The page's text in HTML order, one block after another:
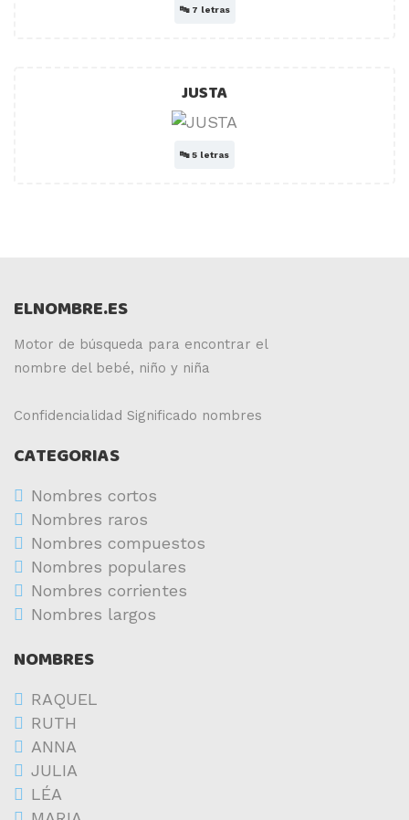
🔤 7 letras
JUSTA
🔤5 letras
ELNOMBRE.ES
Motor de búsqueda para encontrar el
nombre del bebé, niño y niña
Confidencialidad Significado nombres
CATEGORIAS
Nombres cortos
Nombres raros
Nombres compuestos
Nombres populares
Nombres corrientes
Nombres largos
NOMBRES
RAQUEL
RUTH
ANNA
JULIA
LÉA